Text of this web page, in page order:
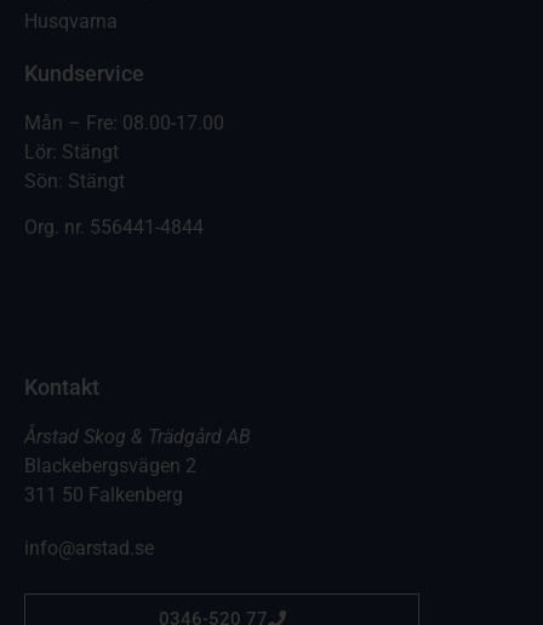
Husqvarna
Kundservice
Mån – Fre: 08.00-17.00
Lör: Stängt
Sön: Stängt
Org. nr. 556441-4844
Kontakt
Årstad Skog & Trädgård AB
Blackebergsvägen 2
311 50 Falkenberg
info@arstad.se
0346-520 77